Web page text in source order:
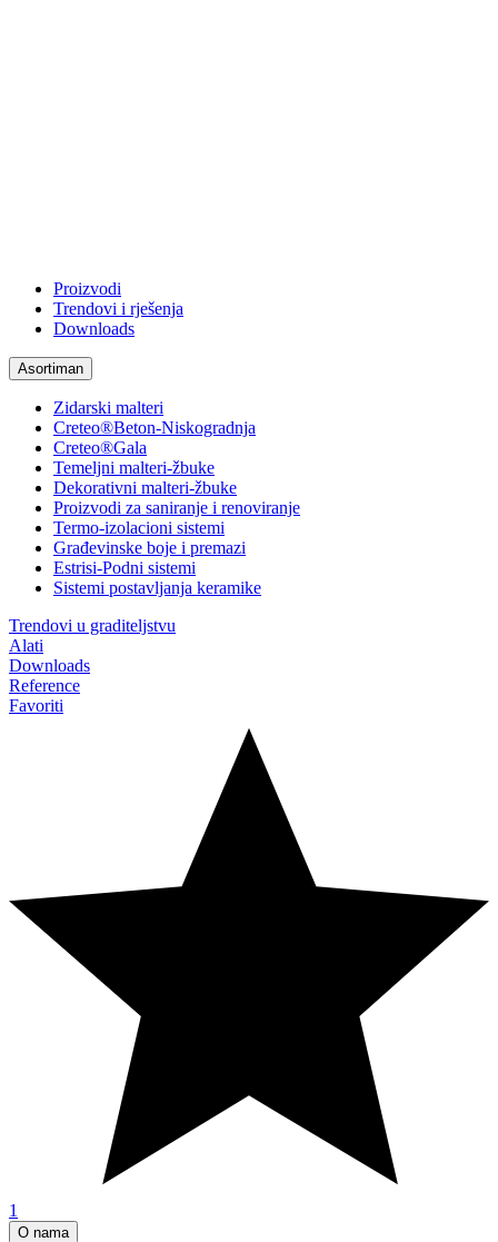
Proizvodi
Trendovi i rješenja
Downloads
Asortiman
Zidarski malteri
Creteo®Beton-Niskogradnja
Creteo®Gala
Temeljni malteri-žbuke
Dekorativni malteri-žbuke
Proizvodi za saniranje i renoviranje
Termo-izolacioni sistemi
Građevinske boje i premazi
Estrisi-Podni sistemi
Sistemi postavljanja keramike
Trendovi u graditeljstvu
Alati
Downloads
Reference
Favoriti
1
O nama